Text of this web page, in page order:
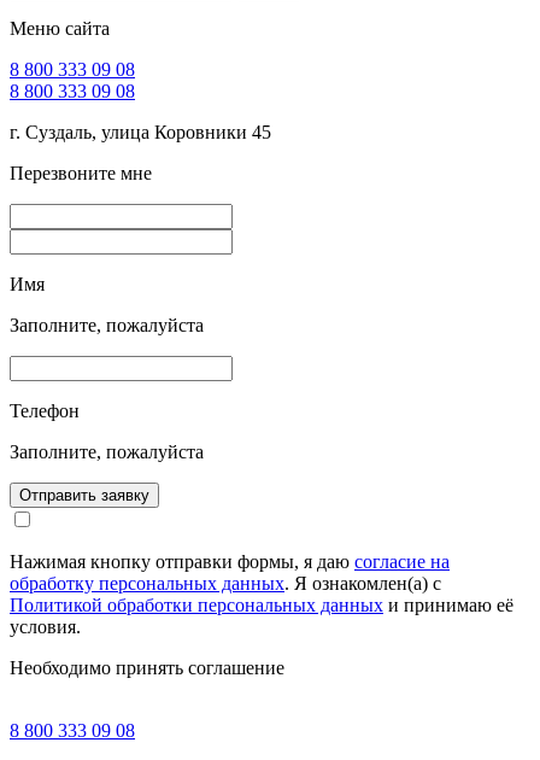
Меню сайта
8 800 333 09 08
8 800 333 09 08
г. Суздаль, улица Коровники 45
Перезвоните мне
Имя
Заполните, пожалуйста
Телефон
Заполните, пожалуйста
Отправить заявку
Нажимая кнопку отправки формы, я даю согласие на
обработку персональных данных. Я ознакомлен(а) с
Политикой обработки персональных данных и принимаю её
условия.
Необходимо принять соглашение
8 800 333 09 08